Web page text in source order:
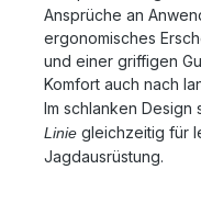
neue CL Curio 7x21
ermutigen möchte,
Unerwartete zu
wahrlich
ist es in der CL
der faltbaren
250 g spürt man
CL Curio jederzeit
Ansprüche an
ergonomisches
und einer griffigen
Komfort auch nach
Im schlanken Design
Linie gleichzeitig für
Jagdausrüstung.